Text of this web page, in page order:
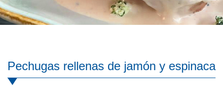
Pechugas rellenas de jamón y espinaca